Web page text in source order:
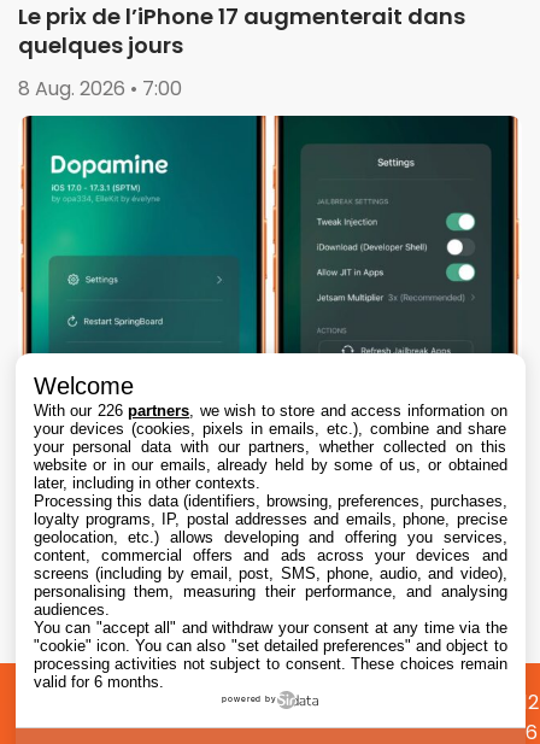
Le prix de l’iPhone 17 augmenterait dans
quelques jours
8 Aug. 2026 • 7:00
Dopamine 3, le jailbreak pour iOS 26 sur
iPhone, est disponible
7 Aug. 2026 • 22:44
propos
Préférences
cookies
Confidentialité
©
2026
Welcome
With our 226partners , we wish to store and access information on
your devices (cookies, pixels in emails, etc.), combine and share
your personal data with our partners, whether collected on this
website or in our emails, already held by some of us, or obtained
later, including in other contexts.
Processing this data (identifiers, browsing, preferences, purchases,
loyalty programs, IP, postal addresses and emails, phone, precise
geolocation, etc.) allows developing and offering you services,
content, commercial offers and ads across your devices and
screens (including by email, post, SMS, phone, audio, and video),
personalising them, measuring their performance, and analysing
audiences.
You can "accept all" and withdraw your consent at any time via the
"cookie" icon. You can also "set detailed preferences" and object to
processing activities not subject to consent. These choices remain
valid for 6 months.
powered by